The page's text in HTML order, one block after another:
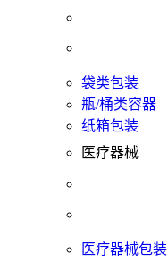
袋类包装
瓶/桶类容器
纸箱包装
医疗器械
医疗器械包装